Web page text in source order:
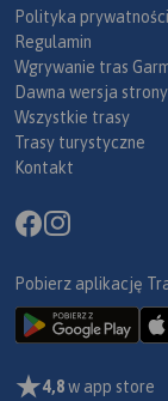
Polityka prywatności
Regulamin
Wgrywanie tras
Dawna wersja strony
Wszystkie trasy
Trasy turystyczne
Kontakt
Pobierz aplikację
4,8w app store